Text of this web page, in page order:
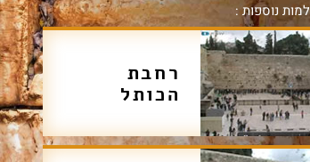
נוספות :
רחבת
הכותל